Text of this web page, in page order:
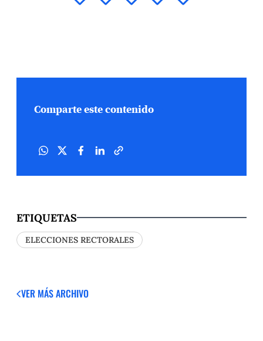
Comparte este contenido
ETIQUETAS
ELECCIONES RECTORALES
VER MÁSARCHIVO